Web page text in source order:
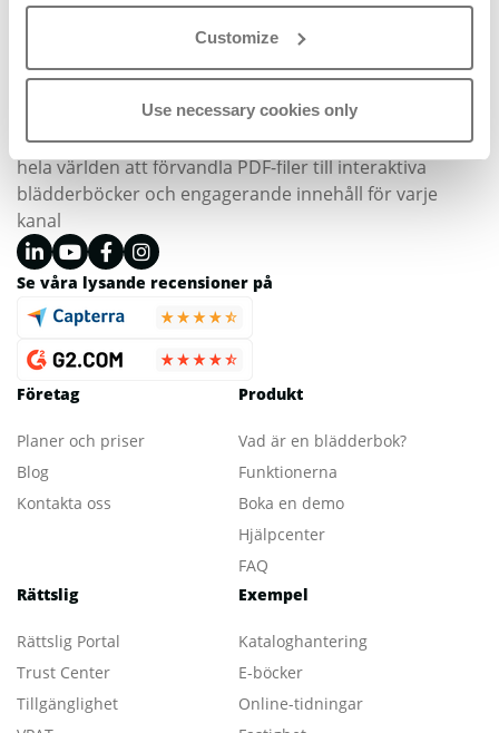
Customize
Use necessary cookies only
Paperturn gör det enkelt för tusentals företag över
hela världen att förvandla PDF-filer till interaktiva
blädderböcker och engagerande innehåll för varje
kanal
Se våra lysande recensioner på
Företag
Planer och priser
Blog
Kontakta oss
Produkt
Vad är en blädderbok?
Funktionerna
Boka en demo
Hjälpcenter
FAQ
Rättslig
Rättslig Portal
Trust Center
Tillgänglighet
Exempel
Kataloghantering
E-böcker
Online-tidningar